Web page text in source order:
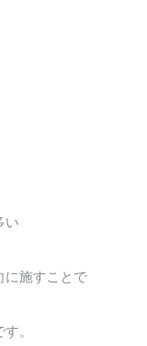
い
に施すことで
。